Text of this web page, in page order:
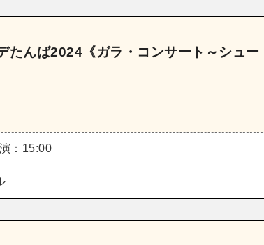
たんば2024《ガラ・コンサート～シュー
：15:00